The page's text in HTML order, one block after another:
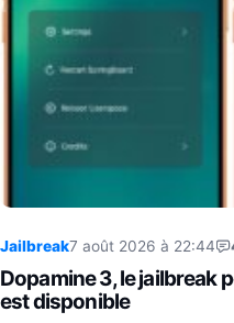
Jailbreak7 août 2026 à 22:44
Dopamine 3, le jailbreak
est disponible